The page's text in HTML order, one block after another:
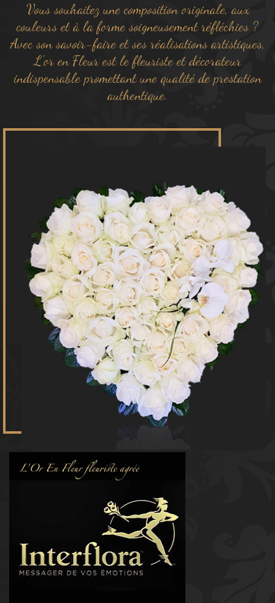
Vous souhaitez une composition originale, aux
couleurs et à la forme soigneusement réfléchies ?
Avec son savoir-faire et ses réalisations artistiques,
L'or en Fleur est le fleuriste et décorateur
indispensable promettant une qualité de prestation
authentique.